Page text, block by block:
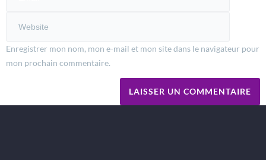
Enregistrer mon nom, mon e-mail et mon site dans le navigateur pour
mon prochain commentaire.